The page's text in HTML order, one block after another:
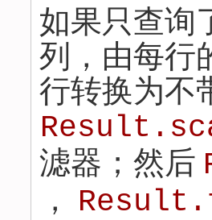
如果只查询
列，由每行
行转换为不
滤器；然后
，